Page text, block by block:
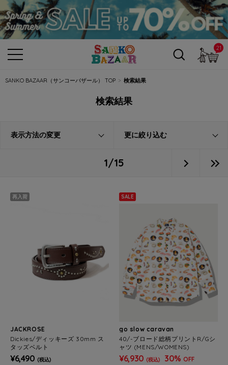
21カ
SANKO BAZAAR（サンコーバザール） TOP 検索結果
検索結果
表示方法の変更 更に絞り込む
1/15
再入荷
JACKROSE
Dickies/ディッキーズ 30mm ス
タッズベルト
¥6,490 (税込)
SALE
go slow caravan
40/-ブロード総柄プリントR/Gシ
ャツ (MENS/WOMENS)
¥6,930 (税込) 30% OFF